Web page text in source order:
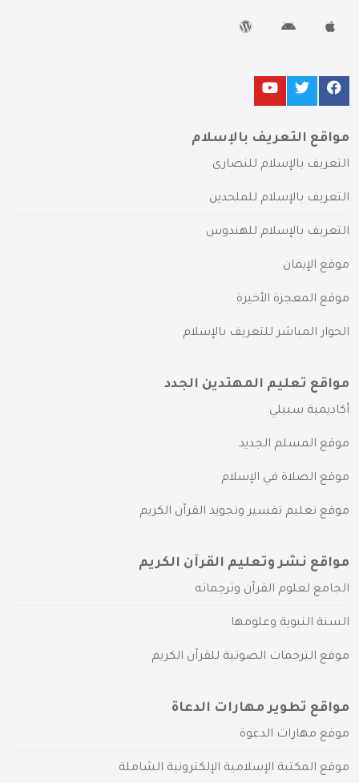
مواقع التعريف بالإسلام
التعريف بالإسلام للنصارى
التعريف بالإسلام للملحدين
التعريف بالإسلام للهندوس
موقع الإيمان
موقع المعجزة الأخيرة
الحوار المباشر للتعريف بالإسلام
مواقع تعليم المهتدين الجدد
أكاديمية سبيلي
موقع المسلم الجديد
موقع الصلاة في الإسلام
موقع تعليم تفسير وتجويد القرآن الكريم
مواقع نشر وتعليم القرآن الكريم
الجامع لعلوم القرآن وترجماته
السنة النبوية وعلومها
موقع الترجمات الصوتية للقرآن الكريم
مواقع تطوير مهارات الدعاة
موقع مهارات الدعوة
موقع المكتبة الإسلامية الإلكترونية الشاملة